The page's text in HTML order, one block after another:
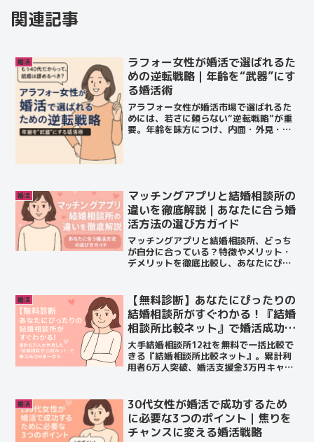
関連記事
婚活
ラフォー女性が婚活で選ばれるた
めの逆転戦略｜年齢を“武器”にす
る婚活術
アラフォー女性が婚活市場で選ばれるた
めには、若さに頼らない“逆転戦略”が重
要。年齢を味方につけ、内面・外見・行
婚活
マッチングアプリと結婚相談所の
違いを徹底解説｜あなたに合う婚
活方法の選び方ガイド
マッチングアプリと結婚相談所、どっち
が自分に合っている？特徴やメリット・
デメリットを徹底比較し、あなたにぴっ
婚活
【無料診断】あなたにぴったりの
結婚相談所がすぐわかる！『結婚
相談所比較ネット』で婚活成功の
スタートを切ろう
大手結婚相談所12社を無料で一括比較で
きる『結婚相談所比較ネット』。累計利
用者6万人突破、婚活支援金3万円キャン
婚活
30代女性が婚活で成功するため
に必要な3つのポイント｜焦りを
チャンスに変える婚活戦略